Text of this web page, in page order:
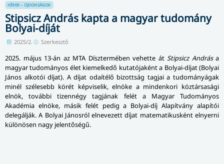
HÍREK – ÚJDONSÁGOK
Stipsicz András kapta a magyar tudomány
Bolyai-díját
2025/2. Szerkesztő
2025. május 13-án az MTA Dísztermében vehette át Stipsicz Andrása
magyar tudományos élet kiemelkedő kutatójaként a Bolyai-díjat (Bolyai
János alkotói díjat). A díjat odaítélő bizottság tagjai a tudományágak
minél szélesebb körét képviselik, elnöke a mindenkori köztársasági
elnök, további tizennégy tagjának felét a Magyar Tudományos
Akadémia elnöke, másik felét pedig a Bolyai-díj Alapítvány alapítói
delegálják. A Bolyai Jánosról elnevezett díjat matematikusként elnyerni
különösen nagy jelentőségű.